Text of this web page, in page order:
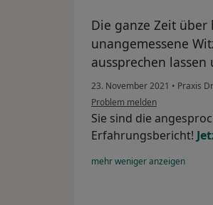
Die ganze Zeit
unangemessene
aussprechen
23. November 2021 • Praxis
Problem melden
Sie sind die
Erfahrungsbericht!
mehrwenigeranzeigen